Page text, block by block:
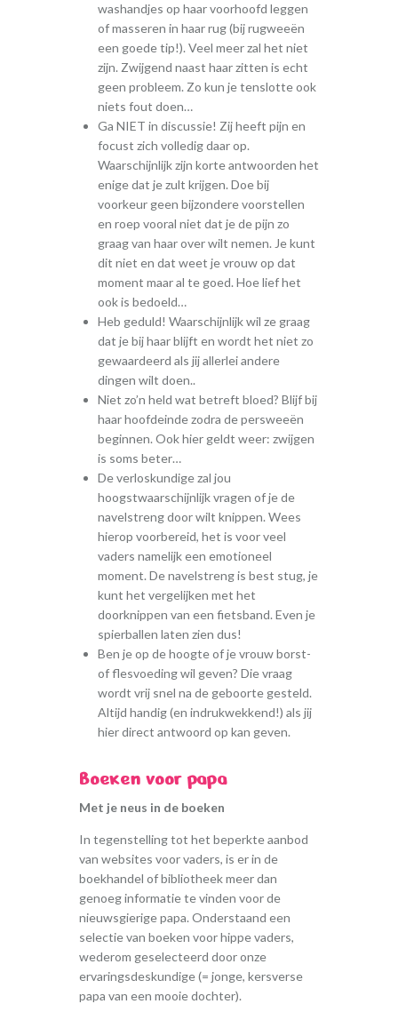
washandjes op haar voorhoofd leggen
of masseren in haar rug (bij rugweeën
een goede tip!). Veel meer zal het niet
zijn. Zwijgend naast haar zitten is echt
geen probleem. Zo kun je tenslotte ook
niets fout doen…
Ga NIET in discussie! Zij heeft pijn en
focust zich volledig daar op.
Waarschijnlijk zijn korte antwoorden het
enige dat je zult krijgen. Doe bij
voorkeur geen bijzondere voorstellen
en roep vooral niet dat je de pijn zo
graag van haar over wilt nemen. Je kunt
dit niet en dat weet je vrouw op dat
moment maar al te goed. Hoe lief het
ook is bedoeld…
Heb geduld! Waarschijnlijk wil ze graag
dat je bij haar blijft en wordt het niet zo
gewaardeerd als jij allerlei andere
dingen wilt doen..
Niet zo’n held wat betreft bloed? Blijf bij
haar hoofdeinde zodra de persweeën
beginnen. Ook hier geldt weer: zwijgen
is soms beter…
De verloskundige zal jou
hoogstwaarschijnlijk vragen of je de
navelstreng door wilt knippen. Wees
hierop voorbereid, het is voor veel
vaders namelijk een emotioneel
moment. De navelstreng is best stug, je
kunt het vergelijken met het
doorknippen van een fietsband. Even je
spierballen laten zien dus!
Ben je op de hoogte of je vrouw borst-
of flesvoeding wil geven? Die vraag
wordt vrij snel na de geboorte gesteld.
Altijd handig (en indrukwekkend!) als jij
hier direct antwoord op kan geven.
Boeken voor papa
Met je neus in de boeken
In tegenstelling tot het beperkte aanbod
van websites voor vaders, is er in de
boekhandel of bibliotheek meer dan
genoeg informatie te vinden voor de
nieuwsgierige papa. Onderstaand een
selectie van boeken voor hippe vaders,
wederom geselecteerd door onze
ervaringsdeskundige (= jonge, kersverse
papa van een mooie dochter).